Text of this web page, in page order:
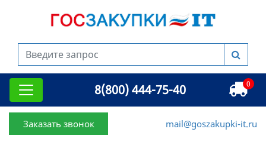
8(800) 444-75-40 0
Заказать звонок mail@goszakupki-it.ru